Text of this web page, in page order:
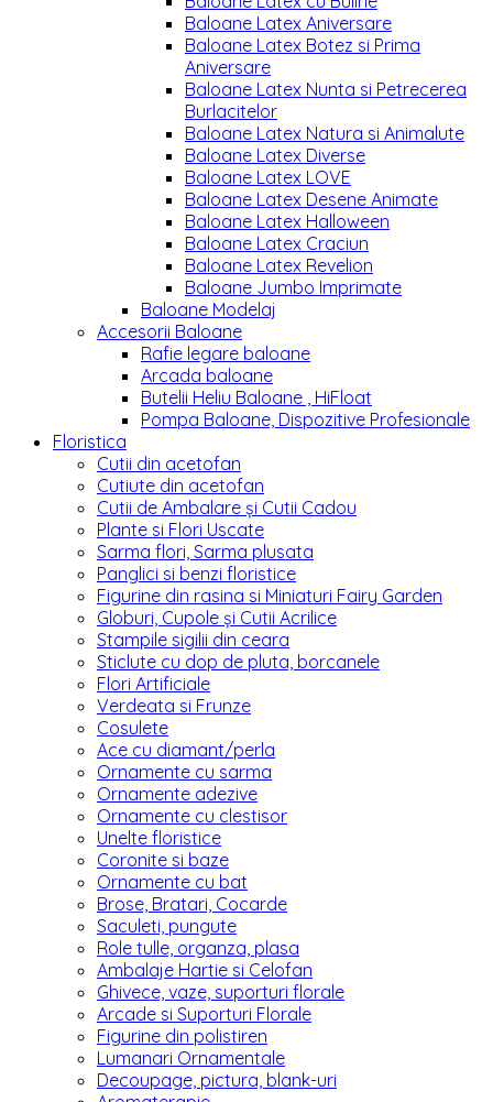
Baloane Latex Aniversare
Baloane Latex Botez si Prima
Aniversare
Baloane Latex Nunta si Petrecerea
Burlacitelor
Baloane Latex Natura si Animalute
Baloane Latex Diverse
Baloane Latex LOVE
Baloane Latex Desene Animate
Baloane Latex Halloween
Baloane Latex Craciun
Baloane Latex Revelion
Baloane Jumbo Imprimate
Baloane Modelaj
Accesorii Baloane
Rafie legare baloane
Arcada baloane
Butelii Heliu Baloane , HiFloat
Pompa Baloane, Dispozitive Profesionale
Floristica
Cutii din acetofan
Cutiute din acetofan
Cutii de Ambalare și Cutii Cadou
Plante si Flori Uscate
Sarma flori, Sarma plusata
Panglici si benzi floristice
Figurine din rasina si Miniaturi Fairy Garden
Globuri, Cupole și Cutii Acrilice
Stampile sigilii din ceara
Sticlute cu dop de pluta, borcanele
Flori Artificiale
Verdeata si Frunze
Cosulete
Ace cu diamant/perla
Ornamente cu sarma
Ornamente adezive
Ornamente cu clestisor
Unelte floristice
Coronite si baze
Ornamente cu bat
Brose, Bratari, Cocarde
Saculeti, pungute
Role tulle, organza, plasa
Ambalaje Hartie si Celofan
Ghivece, vaze, suporturi florale
Arcade si Suporturi Florale
Figurine din polistiren
Lumanari Ornamentale
Decoupage, pictura, blank-uri